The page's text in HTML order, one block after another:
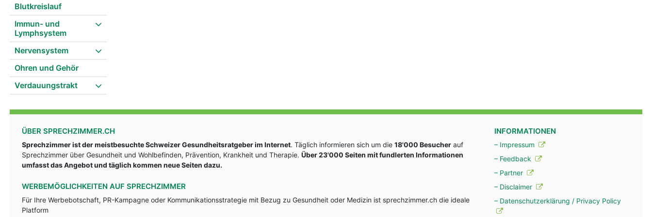
Blutkreislauf
Immun- und
Lymphsystem
Nervensystem
Ohren und Gehör
Verdauungstrakt
ÜBER SPRECHZIMMER.CH
Sprechzimmer ist der meistbesuchte Schweizer Gesundheitsratgeber im Internet. Täglich informieren sich um die 18'000 Besucher auf
Sprechzimmer über Gesundheit und Wohlbefinden, Prävention, Krankheit und Therapie. Über 23'000 Seiten mit fundlerten Informationen
umfasst das Angebot und täglich kommen neue Seiten dazu.
WERBEMÖGLICHKEITEN AUF SPRECHZIMMER
Für Ihre Werbebotschaft, PR-Kampagne oder Kommunikationsstrategie mit Bezug zu Gesundheit oder Medizin ist sprechzimmer.ch die ideale
Platform
INFORMATIONEN
– Impressum
– Feedback
– Partner
– Disclaimer
– Datenschutzerklärung / Privacy Policy